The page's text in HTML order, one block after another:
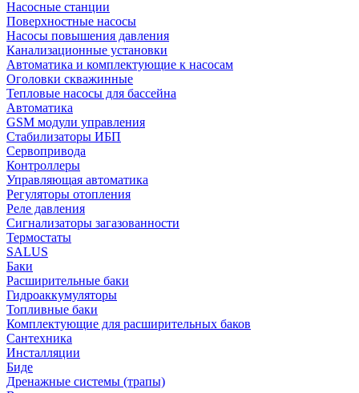
Насосные станции
Поверхностные насосы
Насосы повышения давления
Канализационные установки
Автоматика и комплектующие к насосам
Оголовки скважинные
Тепловые насосы для бассейна
Автоматика
GSM модули управления
Стабилизаторы ИБП
Сервопривода
Контроллеры
Управляющая автоматика
Регуляторы отопления
Реле давления
Сигнализаторы загазованности
Термостаты
SALUS
Баки
Расширительные баки
Гидроаккумуляторы
Топливные баки
Комплектующие для расширительных баков
Сантехника
Инсталляции
Биде
Дренажные системы (трапы)